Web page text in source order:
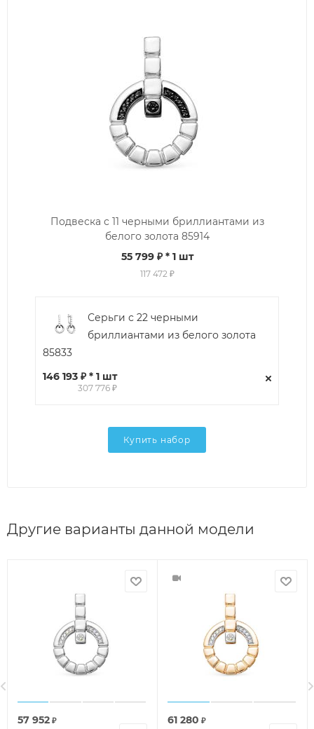
Подвеска с 11 черными бриллиантами из
белого золота 85914
55 799 ₽* 1 шт
117 472 ₽
Серьги с 22 черными
бриллиантами из белого золота
85833
146 193 ₽ * 1 шт
307 776 ₽
Купить набор
Другие варианты данной модели
57 952 ₽ 61 280 ₽